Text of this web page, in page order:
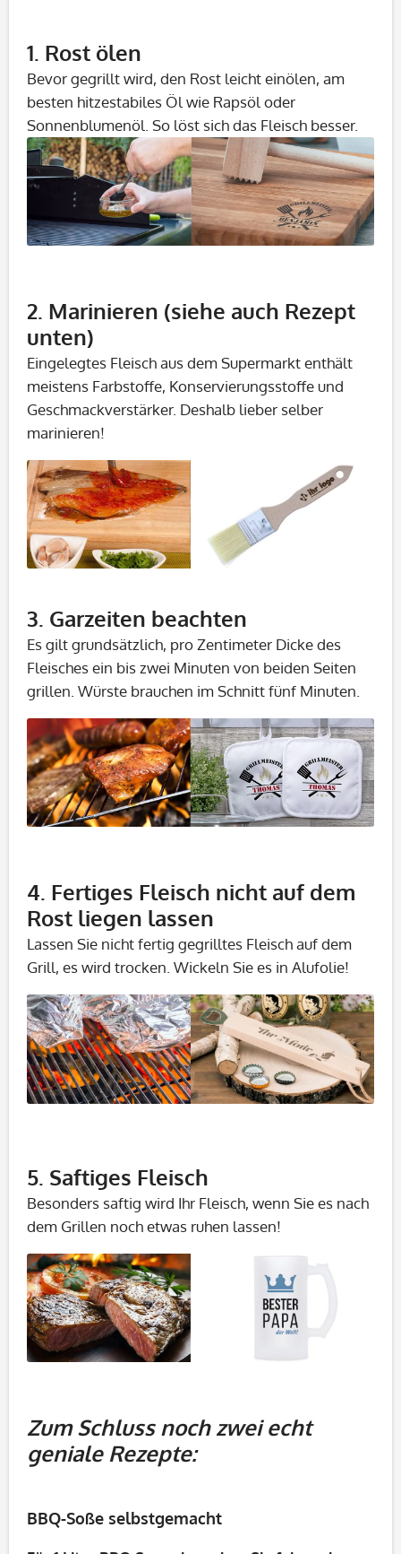
1. Rost ölen
Bevor gegrillt wird, den Rost leicht einölen, am
besten hitzestabiles Öl wie Rapsöl oder
Sonnenblumenöl. So löst sich das Fleisch besser.
2. Marinieren (siehe auch Rezept
unten)
Eingelegtes Fleisch aus dem Supermarkt enthält
meistens Farbstoffe, Konservierungsstoffe und
Geschmackverstärker. Deshalb lieber selber
marinieren!
3. Garzeiten beachten
Es gilt grundsätzlich, pro Zentimeter Dicke des
Fleisches ein bis zwei Minuten von beiden Seiten
grillen. Würste brauchen im Schnitt fünf Minuten.
4. Fertiges Fleisch nicht auf dem
Rost liegen lassen
Lassen Sie nicht fertig gegrilltes Fleisch auf dem
Grill, es wird trocken. Wickeln Sie es in Alufolie!
5. Saftiges Fleisch
Besonders saftig wird Ihr Fleisch, wenn Sie es nach
dem Grillen noch etwas ruhen lassen!
Zum Schluss noch zwei echt
geniale Rezepte:
BBQ-Soße selbstgemacht